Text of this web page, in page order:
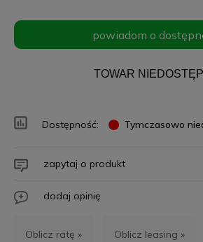
powiadom o
TOWAR
Dostępność: Tymczasowo
zapytaj o produkt
dodaj opinię
Oblicz ratę » Oblicz leasing »